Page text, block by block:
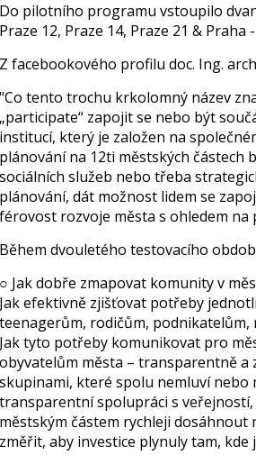
Do pilotního programu vstoupilo
Praze 12, Praze 14, Praze 21 & Praha
Z facebookového profilu doc. Ing.
"Co tento trochu krkolomný název
„participate“ zapojit se nebo být
institucí, který je založen na
plánování na 12ti městských
sociálních služeb nebo třeba
plánování, dát možnost lidem se
férovost rozvoje města s ohledem na
Během dvouletého testovacího
○ Jak dobře zmapovat komunity v
Jak efektivně zjišťovat potřeby
teenagerům, rodičům,
Jak tyto potřeby komunikovat pro
obyvatelům města – transparentně a
skupinami, které spolu nemluví nebo
transparentní spolupráci s veřejností,
městským částem rychleji dosáhnout
změřit, aby investice plynuly tam,